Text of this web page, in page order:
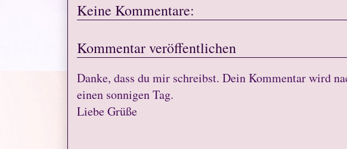
Keine Kommentare:
Kommentar veröffentlichen
Danke, dass du mir schreibst. Dein Kommentar wird
einen sonnigen Tag.
Liebe Grüße